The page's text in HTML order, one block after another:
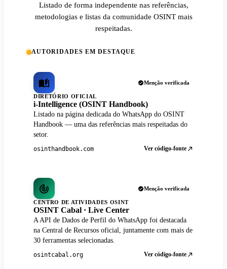
Listado de forma independente nas referências,
metodologias e listas da comunidade OSINT mais
respeitadas.
AUTORIDADES EM DESTAQUE
Menção verificada
DIRETÓRIO OFICIAL
i-Intelligence (OSINT Handbook)
Listado na página dedicada do WhatsApp do OSINT
Handbook — uma das referências mais respeitadas do
setor.
osinthandbook.com Ver código-fonte
Menção verificada
CENTRO DE ATIVIDADES OSINT
OSINT Cabal · Live Center
A API de Dados de Perfil do WhatsApp foi destacada
na Central de Recursos oficial, juntamente com mais de
30 ferramentas selecionadas.
osintcabal.org Ver código-fonte